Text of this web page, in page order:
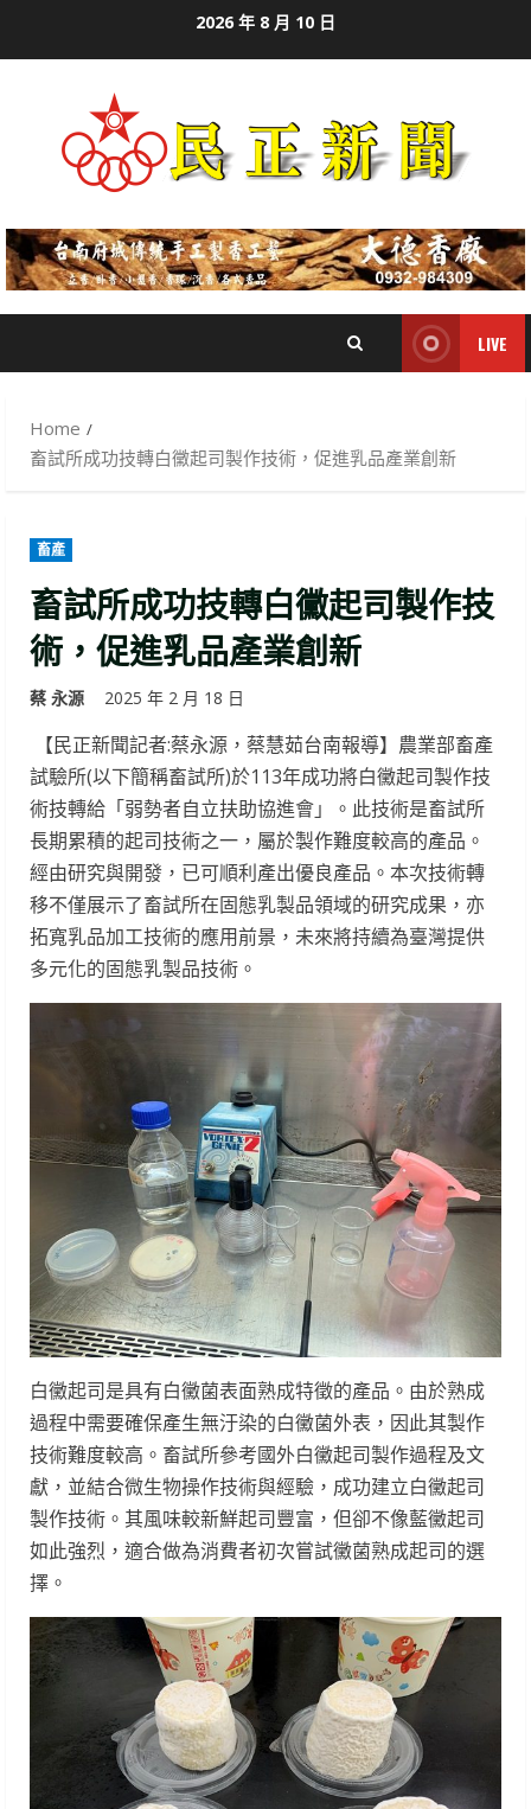
2026 年 8 月 10 日
LIVE
Home
畜試所成功技轉白黴起司製作技術，促進乳品產業創新
畜產
畜試所成功技轉白黴起司製作技
術，促進乳品產業創新
蔡 永源 2025 年 2 月 18 日
【民正新聞記者:蔡永源，蔡慧茹台南報導】農業部畜產
試驗所(以下簡稱畜試所)於113年成功將白黴起司製作技
術技轉給「弱勢者自立扶助協進會」。此技術是畜試所
長期累積的起司技術之一，屬於製作難度較高的產品。
經由研究與開發，已可順利產出優良產品。本次技術轉
移不僅展示了畜試所在固態乳製品領域的研究成果，亦
拓寬乳品加工技術的應用前景，未來將持續為臺灣提供
多元化的固態乳製品技術。
白黴起司是具有白黴菌表面熟成特徵的產品。由於熟成
過程中需要確保產生無汙染的白黴菌外表，因此其製作
技術難度較高。畜試所參考國外白黴起司製作過程及文
獻，並結合微生物操作技術與經驗，成功建立白黴起司
製作技術。其風味較新鮮起司豐富，但卻不像藍黴起司
如此強烈，適合做為消費者初次嘗試黴菌熟成起司的選
擇。